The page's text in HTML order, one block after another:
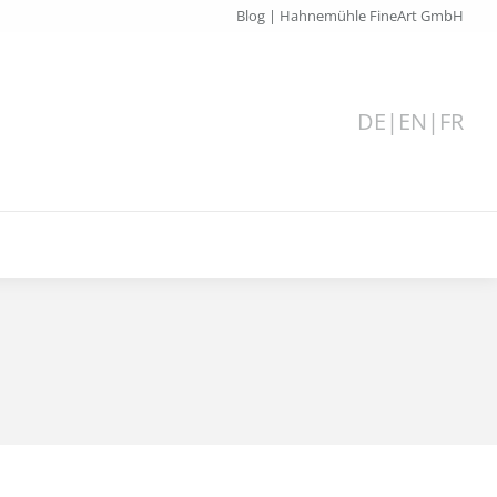
Blog | Hahnemühle FineArt GmbH
DE | EN | FR